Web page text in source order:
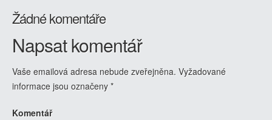
Žádné komentáře
Napsat komentář
Vaše emailová adresa nebude zveřejněna. Vyžadované
informace jsou označeny *
Komentář